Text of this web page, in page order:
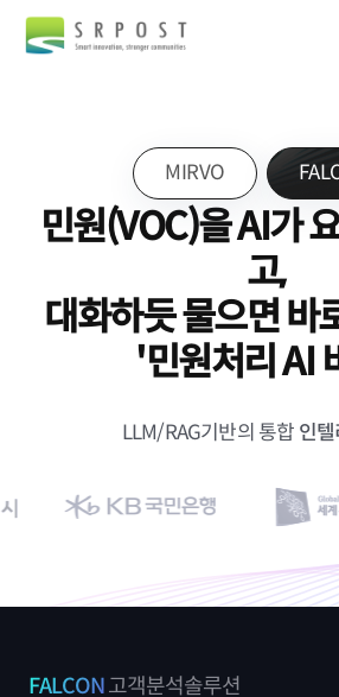
MIRVO
민원(VOC)을 AI가
고,
대화하듯 물으면 바
'민원처리 AI
LLM/RAG기반의 통합 인
FALCON고객분석솔루션